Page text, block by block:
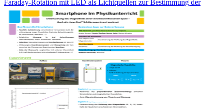
Faraday-Rotation mit LED als Lichtquellen zur Bestimmung der